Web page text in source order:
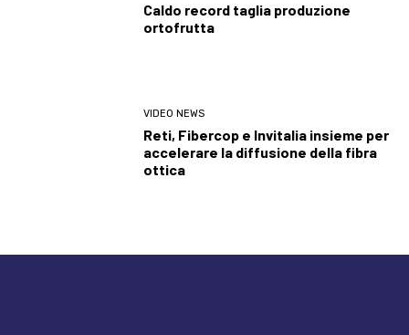
Caldo record taglia produzione
ortofrutta
VIDEO NEWS
Reti, Fibercop e Invitalia insieme per
accelerare la diffusione della fibra
ottica